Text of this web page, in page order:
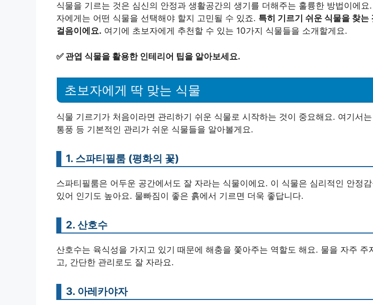
식물을 기르는 것은 심신의 안정과 생활공간의 생기를 더해주는 훌륭한 방법이에요
자에게는 어떤 식물을 선택해야 할지 고민될 수 있죠. 특히 기르기 쉬운 식물을 찾는
걸음이에요. 여기에 초보자에게 추천할 수 있는 10가지 식물들을 소개할게요.
✅ 관엽 식물을 활용한 인테리어 팁을 알아보세요.
초보자에게 딱 맞는 식물
식물 기르기가 처음이라면 관리하기 쉬운 식물로 시작하는 것이 중요해요. 여기서
통풍 등 기본적인 관리가 쉬운 식물들을 알아볼게요.
1. 스파티필룸 (평화의 꽃)
스파티필룸은 어두운 공간에서도 잘 자라는 식물이에요. 이 식물은 심리적인 안정
있어 인기도 높아요. 물빠짐이 좋은 흙에서 기르면 더욱 좋답니다.
2. 산호수
산호수는 육식성을 가지고 있기 때문에 해충을 쫓아주는 역할도 해요. 물을 자주 주
고, 간단한 관리로도 잘 자라요.
3. 아레카야자